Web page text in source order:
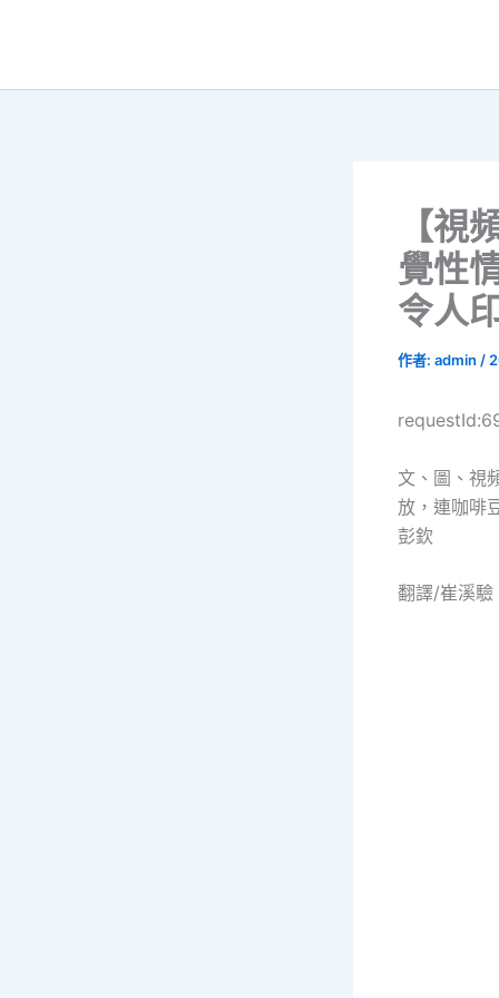
【視
覺性
令人
作者: admin /
文、圖、視
放，連咖啡
彭欽
翻譯/崔溪驗